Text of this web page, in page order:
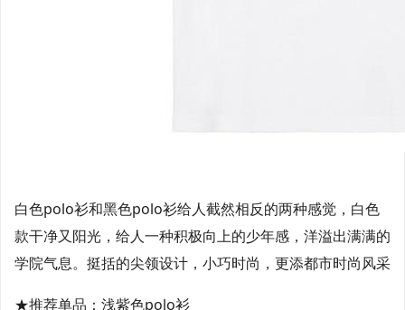
白色polo衫和黑色polo衫给人截然相反的两种感觉，白色
款干净又阳光，给人一种积极向上的少年感，洋溢出满满的
学院气息。挺括的尖领设计，小巧时尚，更添都市时尚风采
★推荐单品：浅紫色polo衫